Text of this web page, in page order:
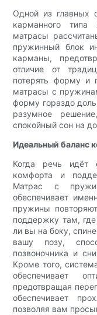
Одной из главных
карманного типа
матрасы
пружинный блок
карманы,
отличие от
потерять форму и
матрасы с
форму гораздо
разумное
спокойный сон на
Идеальный баланс
Когда речь идёт
комфорта и
Матрас с
обеспечивает
пружины
поддержку там,
ли вы на боку,
вашу позу,
позвоночника и
Кроме того,
обеспечивает
предотвращая
обеспечивает
позволяя вам